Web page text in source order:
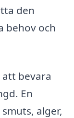
den
behov och
bevara
En
alger,